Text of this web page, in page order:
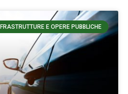
E OPERE PUBBLICHE